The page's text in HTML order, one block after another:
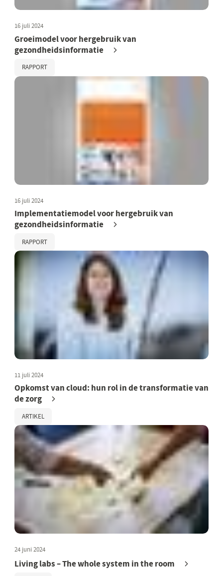
16 juli 2024
Groeimodel voor hergebruik van
gezondheidsinformatie
RAPPORT
16 juli 2024
Implementatiemodel voor hergebruik van
gezondheidsinformatie
RAPPORT
11 juli 2024
Opkomst van cloud: hun rol in de transformatie van
de zorg
ARTIKEL
24 juni 2024
Living labs – The whole system in the room